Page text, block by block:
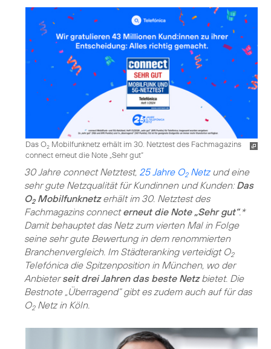
Das O2 Mobilfunknetz erhält im 30. Netztest des Fachmagazins
connect erneut die Note „Sehr gut“
30 Jahre connect Netztest, 25 Jahre O2Netzund eine
sehr gute Netzqualität für Kundinnen und Kunden: Das
O2Mobilfunknetzerhält im 30. Netztest des
Fachmagazins connecterneut die Note „Sehr gut“.*
Damit behauptet das Netz zum vierten Mal in Folge
seine sehr gute Bewertung in dem renommierten
Branchenvergleich. Im Städteranking verteidigt O2
Telefónica die Spitzenposition in München, wo der
Anbieterseit drei Jahren das beste Netzbietet. Die
Bestnote „Überragend“ gibt es zudem auch auf für das
O2Netz in Köln.